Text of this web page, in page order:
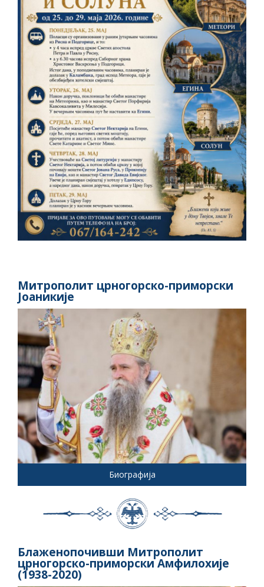
Митрополит црногорско-приморски
Јоаникије
Биографија
Блаженопочивши Митрополит
црногорско-приморски Амфилохије
(1938-2020)